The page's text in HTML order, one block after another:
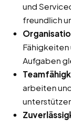
und
freundlich
Aufgaben
arbeiten